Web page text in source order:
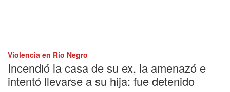
Violencia en Río Negro
Incendió la casa de su ex, la amenazó e
intentó llevarse a su hija: fue detenido